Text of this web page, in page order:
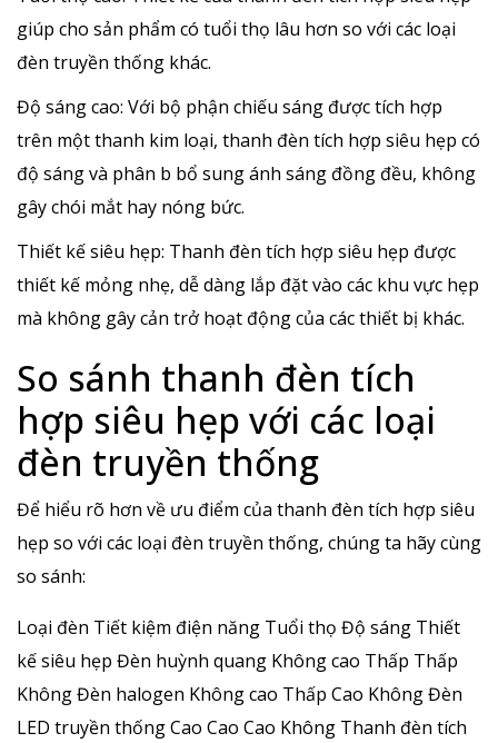
giúp cho sản phẩm có tuổi thọ lâu hơn so với các loại
đèn truyền thống khác.
Độ sáng cao: Với bộ phận chiếu sáng được tích hợp
trên một thanh kim loại, thanh đèn tích hợp siêu hẹp có
độ sáng và phân b bổ sung ánh sáng đồng đều, không
gây chói mắt hay nóng bức.
Thiết kế siêu hẹp: Thanh đèn tích hợp siêu hẹp được
thiết kế mỏng nhẹ, dễ dàng lắp đặt vào các khu vực hẹp
mà không gây cản trở hoạt động của các thiết bị khác.
So sánh thanh đèn tích
hợp siêu hẹp với các loại
đèn truyền thống
Để hiểu rõ hơn về ưu điểm của thanh đèn tích hợp siêu
hẹp so với các loại đèn truyền thống, chúng ta hãy cùng
so sánh:
Loại đèn Tiết kiệm điện năng Tuổi thọ Độ sáng Thiết
kế siêu hẹp Đèn huỳnh quang Không cao Thấp Thấp
Không Đèn halogen Không cao Thấp Cao Không Đèn
LED truyền thống Cao Cao Cao Không Thanh đèn tích